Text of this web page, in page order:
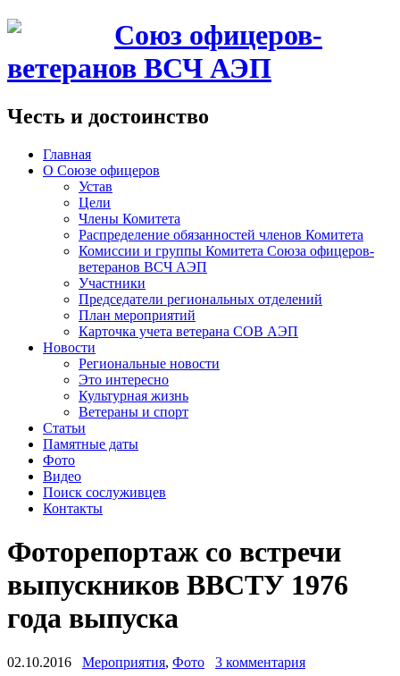
Союз офицеров-
ветеранов ВСЧ АЭП
Честь и достоинство
Главная
О Союзе офицеров
Устав
Цели
Члены Комитета
Распределение обязанностей членов Комитета
Комиссии и группы Комитета Союза офицеров-
ветеранов ВСЧ АЭП
Участники
Председатели региональных отделений
План мероприятий
Карточка учета ветерана CОВ АЭП
Новости
Региональные новости
Это интересно
Культурная жизнь
Ветераны и спорт
Статьи
Памятные даты
Фото
Видео
Поиск сослуживцев
Контакты
Фоторепортаж со встречи
выпускников ВВСТУ 1976
года выпуска
02.10.2016 Мероприятия, Фото 3 комментария